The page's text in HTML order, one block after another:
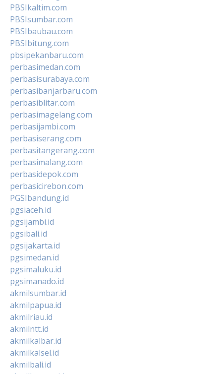
PBSIkaltim.com
PBSIsumbar.com
PBSIbaubau.com
PBSIbitung.com
pbsipekanbaru.com
perbasimedan.com
perbasisurabaya.com
perbasibanjarbaru.com
perbasiblitar.com
perbasimagelang.com
perbasijambi.com
perbasiserang.com
perbasitangerang.com
perbasimalang.com
perbasidepok.com
perbasicirebon.com
PGSIbandung.id
pgsiaceh.id
pgsijambi.id
pgsibali.id
pgsijakarta.id
pgsimedan.id
pgsimaluku.id
pgsimanado.id
akmilsumbar.id
akmilpapua.id
akmilriau.id
akmilntt.id
akmilkalbar.id
akmilkalsel.id
akmilbali.id